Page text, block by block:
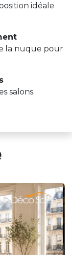
idéale
la nuque pour
salons